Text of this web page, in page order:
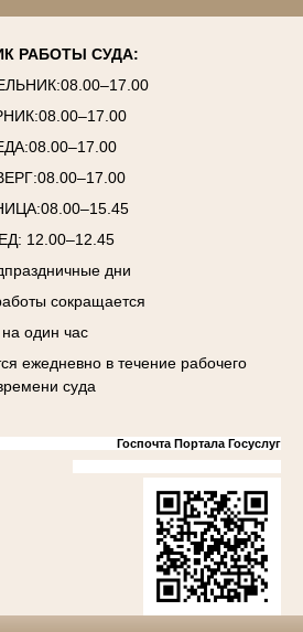
РАБОТЫ СУДА:
12.00–12.45
дни
сокращается
на один час
ежедневно в течение рабочего
суда
Госпочта Портала Госуслуг